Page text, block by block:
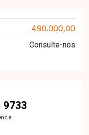
490.000,00
Consulte-nos
9733